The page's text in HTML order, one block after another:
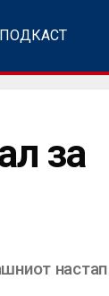
ПОДКАСТ
за
настап